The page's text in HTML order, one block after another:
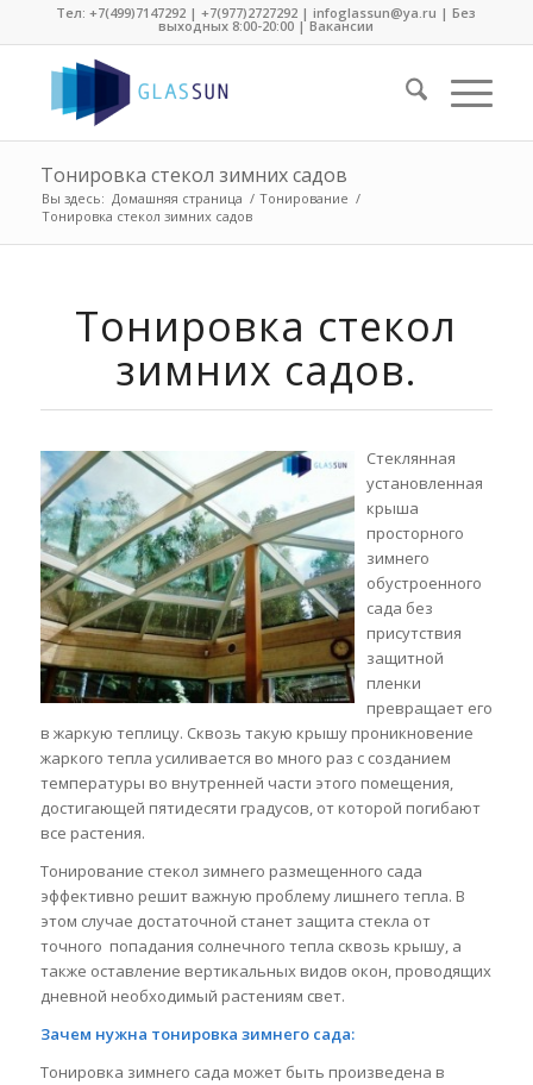
Тел:+7(499)7147292 |+7(977)2727292 | infoglassun@ya.ru | Без
выходных 8:00-20:00 |Вакансии
Тонировка стекол зимних садов
Вы здесь: Домашняя страница / Тонирование /
Тонировка стекол зимних садов
Тонировка стекол
зимних садов.
Стеклянная
установленная
крыша
просторного
зимнего
обустроенного
сада без
присутствия
защитной
пленки
превращает его
в жаркую теплицу. Сквозь такую крышу проникновение
жаркого тепла усиливается во много раз с созданием
температуры во внутренней части этого помещения,
достигающей пятидесяти градусов, от которой погибают
все растения.
Тонирование стекол зимнего размещенного сада
эффективно решит важную проблему лишнего тепла. В
этом случае достаточной станет защита стекла от
точного попадания солнечного тепла сквозь крышу, а
также оставление вертикальных видов окон, проводящих
дневной необходимый растениям свет.
Зачем нужна тонировка зимнего сада:
Тонировка зимнего сада может быть произведена в